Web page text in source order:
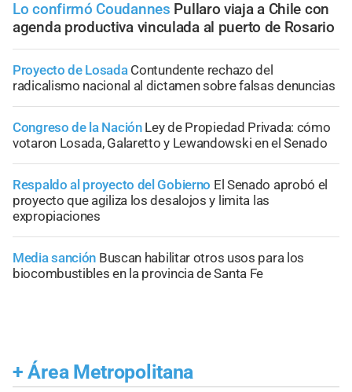
Lo confirmó Coudannes Pullaro viaja a Chile con
agenda productiva vinculada al puerto de Rosario
Proyecto de Losada Contundente rechazo del
radicalismo nacional al dictamen sobre falsas denuncias
Congreso de la Nación Ley de Propiedad Privada: cómo
votaron Losada, Galaretto y Lewandowski en el Senado
Respaldo al proyecto del Gobierno El Senado aprobó el
proyecto que agiliza los desalojos y limita las
expropiaciones
Media sanción Buscan habilitar otros usos para los
biocombustibles en la provincia de Santa Fe
+ Área Metropolitana